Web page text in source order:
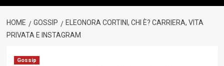
HOME GOSSIP
ELEONORA CORTINI, CHI È? CARRIERA, VITA
PRIVATA E INSTAGRAM
Gossip